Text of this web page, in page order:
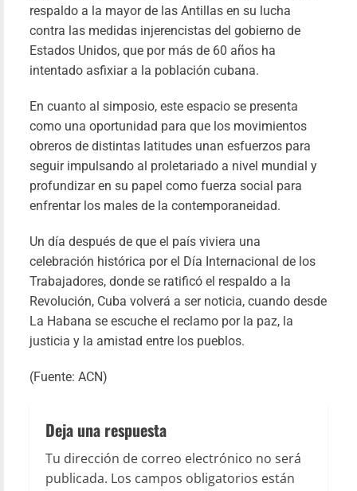
respaldo a la mayor de las Antillas en su lucha
contra las medidas injerencistas del gobierno de
Estados Unidos, que por más de 60 años ha
intentado asfixiar a la población cubana.
En cuanto al simposio, este espacio se presenta
como una oportunidad para que los movimientos
obreros de distintas latitudes unan esfuerzos para
seguir impulsando al proletariado a nivel mundial y
profundizar en su papel como fuerza social para
enfrentar los males de la contemporaneidad.
Un día después de que el país viviera una
celebración histórica por el Día Internacional de los
Trabajadores, donde se ratificó el respaldo a la
Revolución, Cuba volverá a ser noticia, cuando desde
La Habana se escuche el reclamo por la paz, la
justicia y la amistad entre los pueblos.
(Fuente: ACN)
Deja una respuesta
Tu dirección de correo electrónico no será
publicada. Los campos obligatorios están